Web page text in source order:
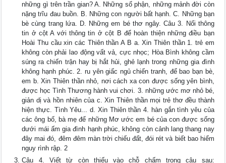
những gì trên trần gian? A. Những số phận, những mảnh đời còn
nặng trĩu đau buồn. B. Những con người bất hạnh. C. Những bạn
bè cùng trang lứa. D. Những em bé thơ ngây. Câu 3. Nối thông
tin ở cột A với thông tin ở cột B để hoàn thiện những điều bạn
Hoài Thu cầu xin các Thiên thần A B a. Xin Thiên thần 1. trẻ em
không còn phải lao động vất vả, cực nhọc; Hòa Bình không cầm
súng ra chiến trận hay bị hắt hủi, ghẻ lạnh trong những gia đình
không hạnh phúc. 2. ru yên giấc ngủ chiến tranh, để bao bạn bè,
em b. Xin Thiên thần nhỏ, nơi cách xa con được sống yên bình,
được học Tình Thương hành vui chơi. 3. những ước mơ nhỏ bé,
giản dị và hồn nhiên của c. Xin Thiên thần mọi trẻ thơ đều thành
hiện thực. Tình Yêu... d. Xin Thiên thần 4. hàn gắn tình yêu của
các ông bố, bà mẹ để những Mơ ước em bé của con được sống
dưới mái ấm gia đình hạnh phúc, không còn cảnh lang thang nay
đây mai đó, đêm đêm màn trời chiếu đất, đói rét và biết bao hiểm
nguy rình rập. 2
Câu 4. Viết từ còn thiếu vào chỗ chấm trong câu sau: